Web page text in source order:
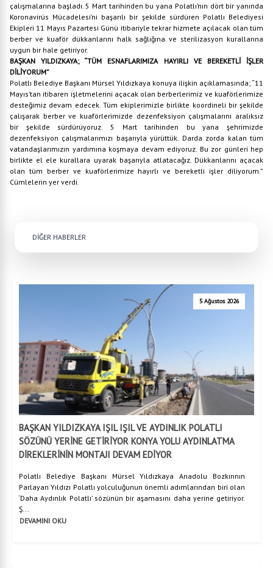
çalışmalarına başladı. 5 Mart tarihinden bu yana Polatlı’nın dört bir yanında
Koronavirüs Mücadelesi’ni başarılı bir şekilde sürdüren Polatlı Belediyesi
Ekipleri 11 Mayıs Pazartesi Günü itibariyle tekrar hizmete açılacak olan tüm
berber ve kuaför dükkanlarını halk sağlığına ve sterilizasyon kurallarına
uygun bir hale getiriyor.
BAŞKAN YILDIZKAYA; “TÜM ESNAFLARIMIZA HAYIRLI VE BEREKETLİ İŞLER
DİLİYORUM”
Polatlı Belediye Başkanı Mürsel Yıldızkaya konuya ilişkin açıklamasında; “11
Mayıs’tan itibaren işletmelerini açacak olan berberlerimiz ve kuaförlerimize
desteğimiz devam edecek. Tüm ekiplerimizle birlikte koordineli bir şekilde
çalışarak berber ve kuaförlerimizde dezenfeksiyon çalışmalarını aralıksız
bir şekilde sürdürüyoruz. 5 Mart tarihinden bu yana şehrimizde
dezenfeksiyon çalışmalarımızı başarıyla yürüttük. Darda zorda kalan tüm
vatandaşlarımızın yardımına koşmaya devam ediyoruz. Bu zor günleri hep
birlikte el ele kurallara uyarak başarıyla atlatacağız. Dükkanlarını açacak
olan tüm berber ve kuaförlerimize hayırlı ve bereketli işler diliyorum.”
Cümlelerin yer verdi.
DİĞER HABERLER
5 Ağustos 2026
BAŞKAN YILDIZKAYA IŞIL IŞIL VE AYDINLIK POLATLI
SÖZÜNÜ YERİNE GETİRİYOR KONYA YOLU AYDINLATMA
DİREKLERİNİN MONTAJI DEVAM EDİYOR
Polatlı Belediye Başkanı Mürsel Yıldızkaya Anadolu Bozkırının
Parlayan Yıldızı Polatlı yolculuğunun önemli adımlarından biri olan
‘Daha Aydınlık Polatlı’ sözünün bir aşamasını daha yerine getiriyor.
Ş...
DEVAMINI OKU